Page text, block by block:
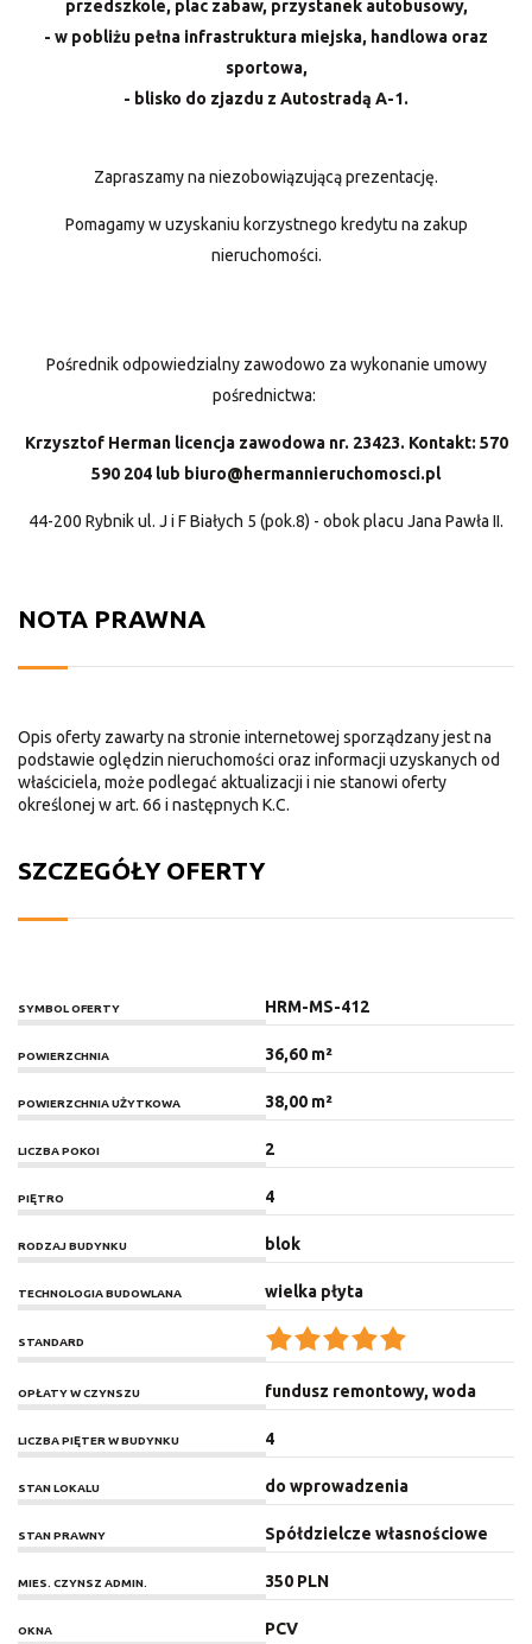
przedszkole, plac zabaw, przystanek autobusowy,
- w pobliżu pełna infrastruktura miejska, handlowa oraz
sportowa,
- blisko do zjazdu z Autostradą A-1.
Zapraszamy na niezobowiązującą prezentację.
Pomagamy w uzyskaniu korzystnego kredytu na zakup
nieruchomości.
Pośrednik odpowiedzialny zawodowo za wykonanie umowy
pośrednictwa:
Krzysztof Herman licencja zawodowa nr. 23423. Kontakt: 570
590 204 lub biuro@hermannieruchomosci.pl
44-200 Rybnik ul. J i F Białych 5 (pok.8) - obok placu Jana Pawła II.
NOTA PRAWNA
Opis oferty zawarty na stronie internetowej sporządzany jest na
podstawie oględzin nieruchomości oraz informacji uzyskanych od
właściciela, może podlegać aktualizacji i nie stanowi oferty
określonej w art. 66 i następnych K.C.
SZCZEGÓŁY OFERTY
SYMBOL OFERTY HRM-MS-412
POWIERZCHNIA 36,60 m²
POWIERZCHNIA UŻYTKOWA 38,00 m²
LICZBA POKOI 2
PIĘTRO 4
RODZAJ BUDYNKU blok
TECHNOLOGIA BUDOWLANA wielka płyta
STANDARD
OPŁATY W CZYNSZU fundusz remontowy, woda
LICZBA PIĘTER W BUDYNKU 4
STAN LOKALU do wprowadzenia
STAN PRAWNY Spółdzielcze własnościowe
MIES. CZYNSZ ADMIN. 350 PLN
OKNA PCV